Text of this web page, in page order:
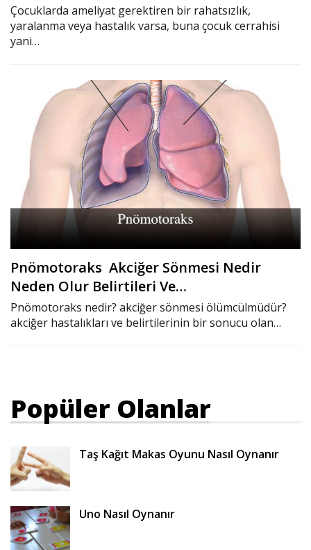
Çocuklarda ameliyat gerektiren bir rahatsızlık,
yaralanma veya hastalık varsa, buna çocuk cerrahisi
yani…
Pnömotoraks Akciğer Sönmesi Nedir
Neden Olur Belirtileri Ve…
Pnömotoraks nedir? akciğer sönmesi ölümcülmüdür?
akciğer hastalıkları ve belirtilerinin bir sonucu olan…
Popüler Olanlar
Taş Kağıt Makas Oyunu Nasıl Oynanır
Uno Nasıl Oynanır